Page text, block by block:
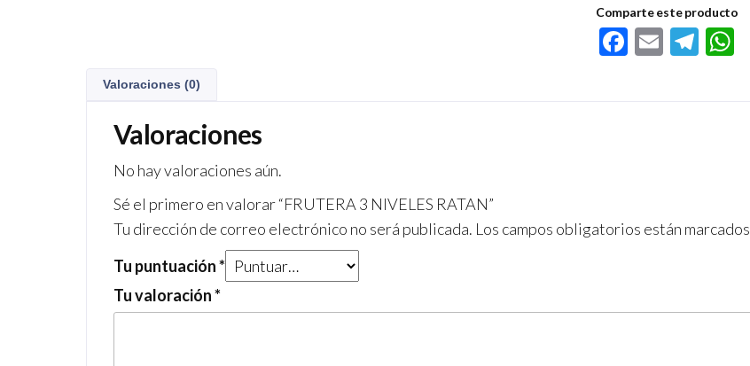
Comparte este producto
F
E
Te
Valoraciones (0)
Valoraciones
No hay valoraciones aún.
Sé el primero en valorar “FRUTERA 3 NIVELES RATAN”
Tu dirección de correo electrónico no será publicada. Los campos obligatorios están
Tu puntuación*
Tu valoración*